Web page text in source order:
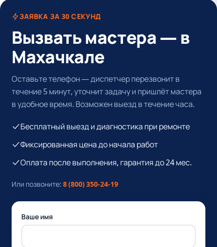
ЗАЯВКА ЗА 30 СЕКУНД
Вызвать мастера — в
Махачкале
Оставьте телефон — диспетчер перезвонит в
течение 5 минут, уточнит задачу и пришлёт мастера
в удобное время. Возможен выезд в течение часа.
Бесплатный выезд и диагностика при ремонте
Фиксированная цена до начала работ
Оплата после выполнения, гарантия до 24 мес.
Или позвоните: 8 (800) 350-24-19
Ваше имя